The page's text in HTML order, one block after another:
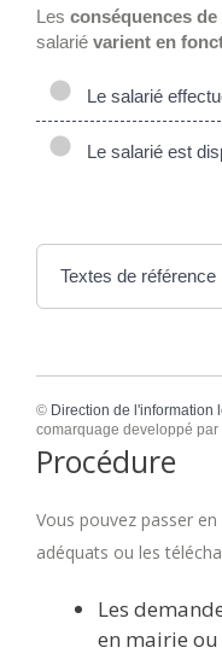
Les conséquences
salarié varient en
Le salarié
Le salarié est
Textes de référence
© Direction de l'information
comarquage developpé par
Procédure
Vous pouvez passer
adéquats ou les
Les
en mairie ou